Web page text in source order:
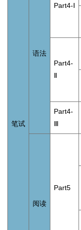
笔试
语法
Part4-Ⅰ
Part4-
Ⅱ
Part4-
Ⅲ
阅读
Part5